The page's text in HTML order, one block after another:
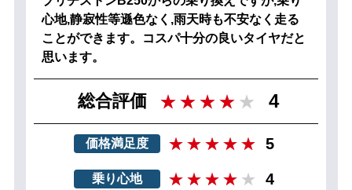
心地,静寂性等遜色なく,雨天時も不安なく走る
ことができます。コスパ十分の良いタイヤだと
思います。
総合評価 4
価格満足度 5
乗り心地 4